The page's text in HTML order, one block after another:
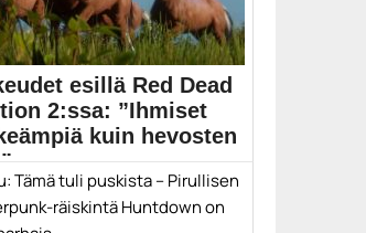
esillä Red Dead
2:ssa: ”Ihmiset
kuin hevosten
hiljattain Rockstarin tavan
epäinhimillisillä...